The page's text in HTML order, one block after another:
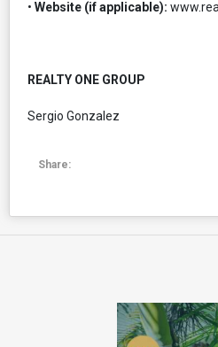
• Website (if applicable):
REALTY ONE GROUP
Sergio Gonzalez
Share: